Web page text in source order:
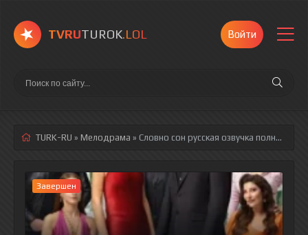
TVRUTUROK.LOL Войти
TURK-RU » Мелодрама » Словно сон русская озвучка полностью смотреть онлайн!
Завершен